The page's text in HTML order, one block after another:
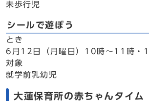
未歩行児
シールで遊ぼう
とき
6月12日（月曜日）10時～11時・
対象
就学前乳幼児
大蓮保育所の赤ちゃんタイム